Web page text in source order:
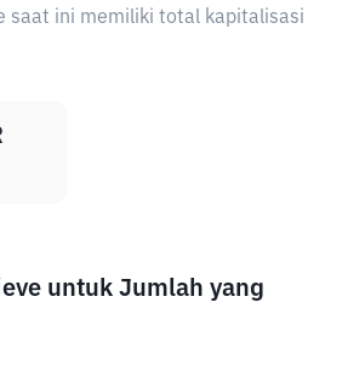
saat ini memiliki total kapitalisasi
untuk Jumlah yang